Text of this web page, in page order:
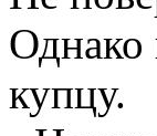
Однако
купцу.